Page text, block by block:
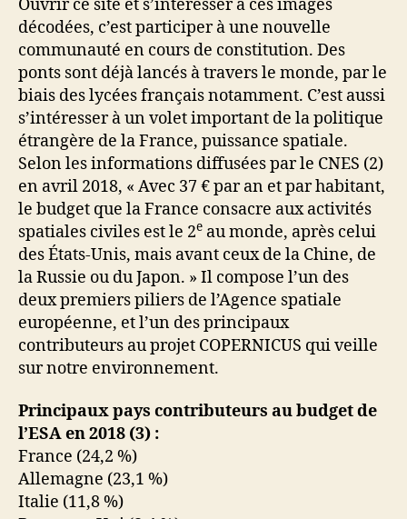
Ouvrir ce site et s’intéresser à ces images
décodées, c’est participer à une nouvelle
communauté en cours de constitution. Des
ponts sont déjà lancés à travers le monde, par le
biais des lycées français notamment. C’est aussi
s’intéresser à un volet important de la politique
étrangère de la France, puissance spatiale.
Selon les informations diffusées par le CNES (2)
en avril 2018, « Avec 37 € par an et par habitant,
le budget que la France consacre aux activités
spatiales civiles est le 2e au monde, après celui
des États-Unis, mais avant ceux de la Chine, de
la Russie ou du Japon. » Il compose l’un des
deux premiers piliers de l’Agence spatiale
européenne, et l’un des principaux
contributeurs au projet COPERNICUS qui veille
sur notre environnement.
Principaux pays contributeurs au budget de
l’ESA en 2018 (3) :
France (24,2 %)
Allemagne (23,1 %)
Italie (11,8 %)